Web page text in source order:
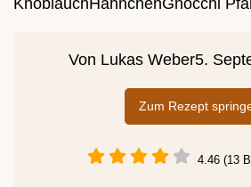
KnoblauchHähnchenGnocchi
Von Lukas Weber5.
Zum Rezept
4.46 (13